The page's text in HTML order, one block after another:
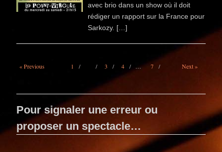
avec brio dans un show où il doit
rédiger un rapport sur la France pour
Sarkozy. […]
« Previous 1 3 4 … 7 Next »
Pour signaler une erreur ou
proposer un spectacle…